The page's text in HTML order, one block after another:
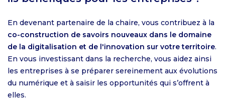
En devenant partenaire de la chaire, vous contribuez à la
co-construction de savoirs nouveaux dans le domaine
de la digitalisation et de l'innovation sur votre territoire.
En vous investissant dans la recherche, vous aidez ainsi
les entreprises à se préparer sereinement aux évolutions
du numérique et à saisir les opportunités qui s’offrent à
elles.